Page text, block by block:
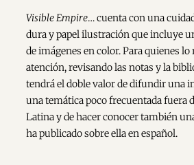
Visible Empire… cuenta con una
dura y papel ilustración que incluye
de imágenes en color. Para quienes
atención, revisando las notas y la
tendrá el doble valor de difundir una
una temática poco frecuentada fuera
Latina y de hacer conocer también
ha publicado sobre ella en español.